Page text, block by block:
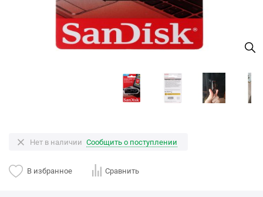
Нет в наличии Сообщить о поступлении
В избранное Сравнить